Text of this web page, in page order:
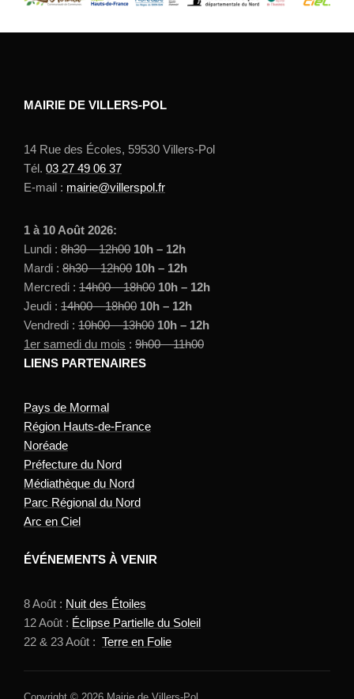
MAIRIE DE VILLERS-POL
14 Rue des Écoles, 59530 Villers-Pol
Tél. 03 27 49 06 37
E-mail : mairie@villerspol.fr
1 à 10 Août 2026:
Lundi : 8h30 – 12h00 10h – 12h
Mardi : 8h30 – 12h00 10h – 12h
Mercredi : 14h00 – 18h00 10h – 12h
Jeudi : 14h00 – 18h00 10h – 12h
Vendredi : 10h00 – 13h00 10h – 12h
1er samedi du mois : 9h00 – 11h00
LIENS PARTENAIRES
Pays de Mormal
Région Hauts-de-France
Noréade
Préfecture du Nord
Médiathèque du Nord
Parc Régional du Nord
Arc en Ciel
ÉVÉNEMENTS À VENIR
8 Août : Nuit des Étoiles
12 Août : Éclipse Partielle du Soleil
22 & 23 Août : Terre en Folie